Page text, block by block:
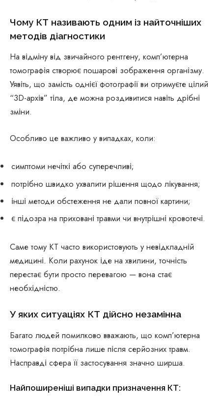
Чому КТ називають одним із найточніших
методів діагностики
На відміну від звичайного рентгену, комп’ютерна
томографія створює пошарові зображення організму.
Уявіть, що замість однієї фотографії ви отримуєте цілий
“3D-архів” тіла, де можна роздивитися навіть дрібні
зміни.
Особливо це важливо у випадках, коли:
симптоми нечіткі або суперечливі;
потрібно швидко ухвалити рішення щодо лікування;
інші методи обстеження не дали повної картини;
є підозра на приховані травми чи внутрішні кровотечі.
Саме тому КТ часто використовують у невідкладній
медицині. Коли рахунок іде на хвилини, точність
перестає бути просто перевагою — вона стає
необхідністю.
У яких ситуаціях КТ дійсно незамінна
Багато людей помилково вважають, що комп’ютерна
томографія потрібна лише після серйозних травм.
Насправді сфера її застосування значно ширша.
Найпоширеніші випадки призначення КТ: